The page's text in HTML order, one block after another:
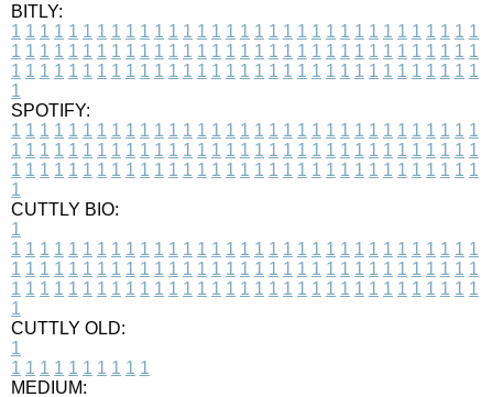
BITLY:
1 1 1 1 1 1 1 1 1 1 1 1 1 1 1 1 1 1 1 1 1 1 1 1 1 1 1 1 1 1 1 1 1
1 1 1 1 1 1 1 1 1 1 1 1 1 1 1 1 1 1 1 1 1 1 1 1 1 1 1 1 1 1 1 1 1
1 1 1 1 1 1 1 1 1 1 1 1 1 1 1 1 1 1 1 1 1 1 1 1 1 1 1 1 1 1 1 1 1
1
SPOTIFY:
1 1 1 1 1 1 1 1 1 1 1 1 1 1 1 1 1 1 1 1 1 1 1 1 1 1 1 1 1 1 1 1 1
1 1 1 1 1 1 1 1 1 1 1 1 1 1 1 1 1 1 1 1 1 1 1 1 1 1 1 1 1 1 1 1 1
1 1 1 1 1 1 1 1 1 1 1 1 1 1 1 1 1 1 1 1 1 1 1 1 1 1 1 1 1 1 1 1 1
1
CUTTLY BIO:
1
1 1 1 1 1 1 1 1 1 1 1 1 1 1 1 1 1 1 1 1 1 1 1 1 1 1 1 1 1 1 1 1 1
1 1 1 1 1 1 1 1 1 1 1 1 1 1 1 1 1 1 1 1 1 1 1 1 1 1 1 1 1 1 1 1 1
1 1 1 1 1 1 1 1 1 1 1 1 1 1 1 1 1 1 1 1 1 1 1 1 1 1 1 1 1 1 1 1 1
1
CUTTLY OLD:
1
1 1 1 1 1 1 1 1 1 1
MEDIUM: